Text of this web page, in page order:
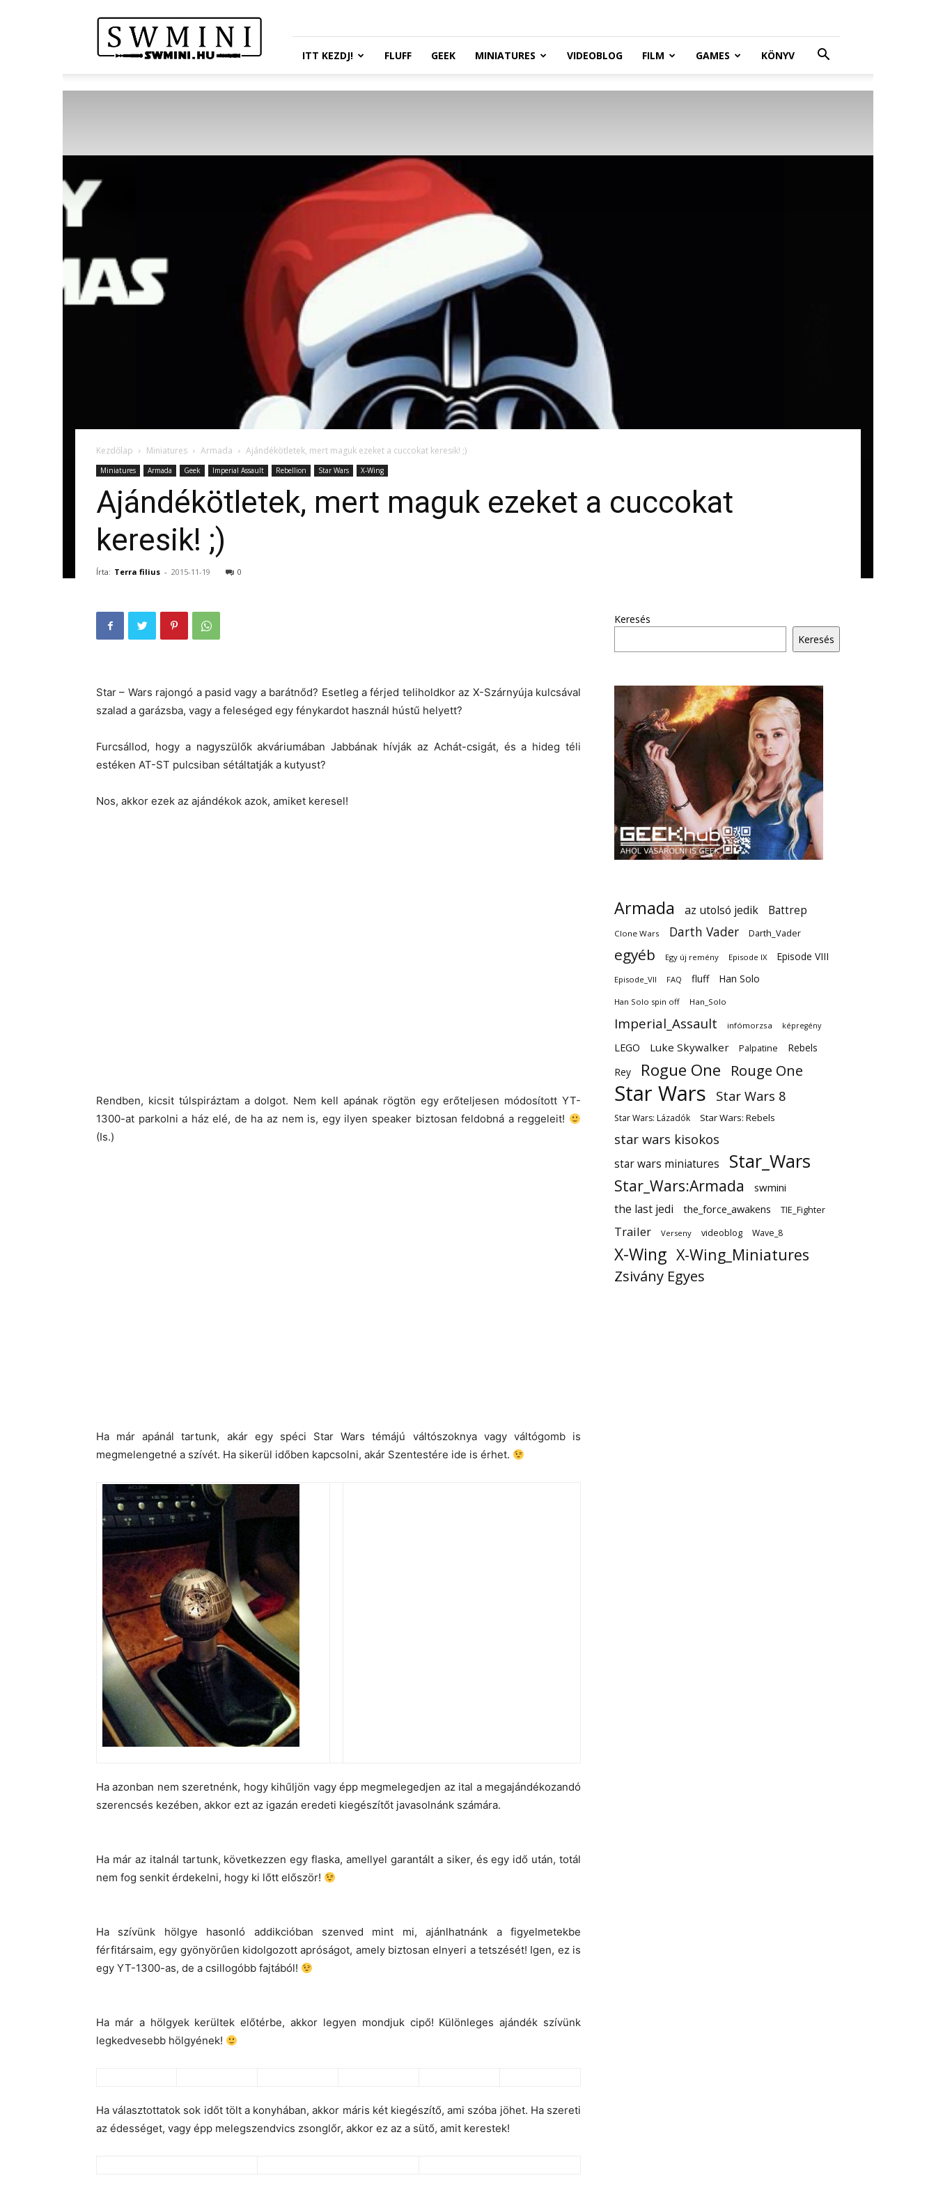
Wars
Miniatures
Portál
ITT KEZDJ! FLUFF GEEK MINIATURES VIDEOBLOG FILM GAMES KÖNYV
Kezdőlap Miniatures Armada Ajándékötletek, mert maguk ezeket a cuccokat keresik! ;)
Miniatures Armada Geek Imperial Assault Rebellion Star Wars X-Wing
Ajándékötletek, mert maguk ezeket a cuccokat
keresik! ;)
Írta: Terra filius - 2015-11-19 0
Star – Wars rajongó a pasid vagy a barátnőd? Esetleg a férjed teliholdkor az X-Szárnyúja kulcsával
szalad a garázsba, vagy a feleséged egy fénykardot használ hústű helyett?
Furcsállod, hogy a nagyszülők akváriumában Jabbának hívják az Achát-csigát, és a hideg téli
estéken AT-ST pulcsiban sétáltatják a kutyust?
Nos, akkor ezek az ajándékok azok, amiket keresel!
Rendben, kicsit túlspiráztam a dolgot. Nem kell apának rögtön egy erőteljesen módosított YT-
1300-at parkolni a ház elé, de ha az nem is, egy ilyen speaker biztosan feldobná a reggeleit!
(Is.)
Ha már apánál tartunk, akár egy spéci Star Wars témájú váltószoknya vagy váltógomb is
megmelengetné a szívét. Ha sikerül időben kapcsolni, akár Szentestére ide is érhet.
Ha azonban nem szeretnénk, hogy kihűljön vagy épp megmelegedjen az ital a megajándékozandó
szerencsés kezében, akkor ezt az igazán eredeti kiegészítőt javasolnánk számára.
Ha már az italnál tartunk, következzen egy flaska, amellyel garantált a siker, és egy idő után, totál
nem fog senkit érdekelni, hogy ki lőtt először!
Ha szívünk hölgye hasonló addikcióban szenved mint mi, ajánlhatnánk a figyelmetekbe
férfitársaim, egy gyönyörűen kidolgozott apróságot, amely biztosan elnyeri a tetszését! Igen, ez is
egy YT-1300-as, de a csillogóbb fajtából!
Ha már a hölgyek kerültek előtérbe, akkor legyen mondjuk cipő! Különleges ajándék szívünk
legkedvesebb hölgyének!
Ha választottatok sok időt tölt a konyhában, akkor máris két kiegészítő, ami szóba jöhet. Ha szereti
az édességet, vagy épp melegszendvics zsonglőr, akkor ez az a sütő, amit kerestek!
Keresés
Keresés
Armada az utolsó jedik Battrep
Clone Wars Darth Vader Darth_Vader
egyéb Egy új remény Episode IX Episode VIII
Episode_VII FAQ fluff Han Solo
Han Solo spin off Han_Solo
Imperial_Assault infómorzsa képregény
LEGO Luke Skywalker Palpatine
Rebels
Rey
Rogue One Rouge One
Star Wars Star Wars 8
Star Wars: Lázadók Star Wars: Rebels
star wars kisokos
star wars miniatures Star_Wars
Star_Wars:Armada swmini
the last jedi the_force_awakens TIE_Fighter
Trailer Verseny videoblog Wave_8
X-Wing X-Wing_Miniatures
Zsivány Egyes